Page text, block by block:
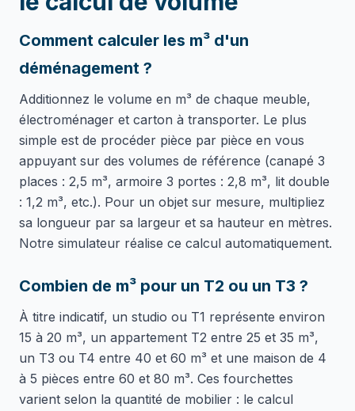
Comment calculer les m³ d'un
déménagement ?
Additionnez le volume en m³ de chaque meuble,
électroménager et carton à transporter. Le plus
simple est de procéder pièce par pièce en vous
appuyant sur des volumes de référence (canapé 3
places : 2,5 m³, armoire 3 portes : 2,8 m³, lit double
: 1,2 m³, etc.). Pour un objet sur mesure, multipliez
sa longueur par sa largeur et sa hauteur en mètres.
Notre simulateur réalise ce calcul automatiquement.
Combien de m³ pour un T2 ou un T3 ?
À titre indicatif, un studio ou T1 représente environ
15 à 20 m³, un appartement T2 entre 25 et 35 m³,
un T3 ou T4 entre 40 et 60 m³ et une maison de 4
à 5 pièces entre 60 et 80 m³. Ces fourchettes
varient selon la quantité de mobilier : le calcul